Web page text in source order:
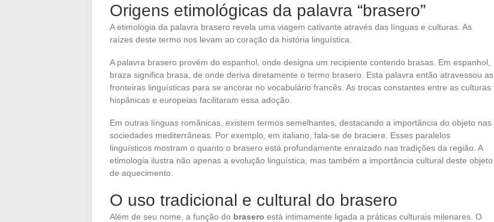
Origens etimológicas da palavra “brasero”
A etimologia da palavra brasero revela uma viagem cativante através das línguas e culturas. As
raízes deste termo nos levam ao coração da história linguística.
A palavra brasero provém do espanhol, onde designa um recipiente contendo brasas. Em espanhol,
braza significa brasa, de onde deriva diretamente o termo brasero. Esta palavra então atravessou as
fronteiras linguísticas para se ancorar no vocabulário francês. As trocas constantes entre as culturas
hispânicas e europeias facilitaram essa adoção.
Em outras línguas românicas, existem termos semelhantes, destacando a importância do objeto nas
sociedades mediterrâneas. Por exemplo, em italiano, fala-se de braciere. Esses paralelos
linguísticos mostram o quanto o brasero está profundamente enraizado nas tradições da região. A
etimologia ilustra não apenas a evolução linguística, mas também a importância cultural deste objeto
de aquecimento.
O uso tradicional e cultural do brasero
Além de seu nome, a função do brasero está intimamente ligada a práticas culturais milenares. O